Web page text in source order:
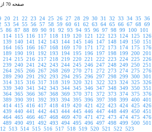
صفحه 70 از 523
20 21 22 23 24 25 26 27 28 29 30 31 32 33 34 35 36
53 54 55 56 57 58 59 60 61 62 63 64 65 66 67 68 69
86 87 88 89 90 91 92 93 94 95 96 97 98 99 100
101
114 115 116 117 118 119 120 121 122 123 124 125
126
139 140 141 142 143 144 145 146 147 148 149 150
151
164 165 166 167 168 169 170 171 172 173 174 175
176
189 190 191 192 193 194 195 196 197 198 199 200 201
214 215 216 217 218 219 220 221 222 223 224 225 226
239 240 241 242 243 244 245 246 247 248 249 250 251
264 265 266 267 268 269 270 271 272 273 274 275 276
289 290 291 292 293 294 295 296 297 298 299 300 301
314 315 316 317 318 319 320 321 322 323 324 325 326
339 340 341 342 343 344 345 346 347 348 349 350 351
364 365 366 367 368 369 370 371 372 373 374 375 376
389 390 391 392 393 394 395 396 397 398 399 400 401
414 415 416 417 418 419 420 421 422 423 424 425 426
439 440 441 442 443 444 445 446 447 448 449 450 451
464 465 466 467 468 469 470 471 472 473 474 475 476
489 490 491 492 493 494 495 496 497 498 499 500 501
513 514 515 516 517 518 519 520 521 522 523